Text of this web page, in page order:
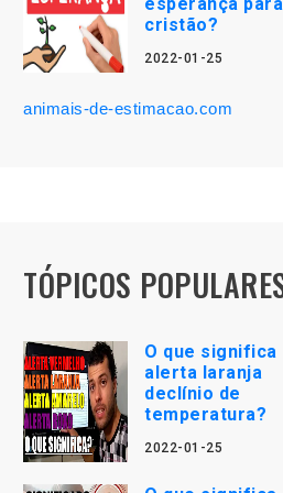
cristão?
2022-01-25
animais-de-estimacao.com
TÓPICOS
O que significa
alerta laranja
declínio de
temperatura?
2022-01-25